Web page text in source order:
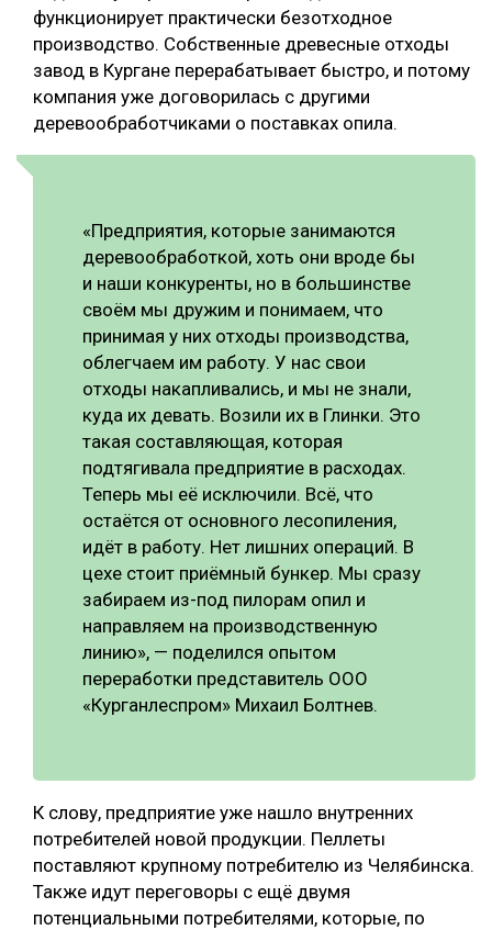
функционирует практически безотходное
производство. Собственные древесные отходы
завод в Кургане перерабатывает быстро, и потому
компания уже договорилась с другими
деревообработчиками о поставках опила.
«Предприятия, которые занимаются
деревообработкой, хоть они вроде бы
и наши конкуренты, но в большинстве
своём мы дружим и понимаем, что
принимая у них отходы производства,
облегчаем им работу. У нас свои
отходы накапливались, и мы не знали,
куда их девать. Возили их в Глинки. Это
такая составляющая, которая
подтягивала предприятие в расходах.
Теперь мы её исключили. Всё, что
остаётся от основного лесопиления,
идёт в работу. Нет лишних операций. В
цехе стоит приёмный бункер. Мы сразу
забираем из-под пилорам опил и
направляем на производственную
линию», — поделился опытом
переработки представитель ООО
«Курганлеспром» Михаил Болтнев.
К слову, предприятие уже нашло внутренних
потребителей новой продукции. Пеллеты
поставляют крупному потребителю из Челябинска.
Также идут переговоры с ещё двумя
потенциальными потребителями, которые, по